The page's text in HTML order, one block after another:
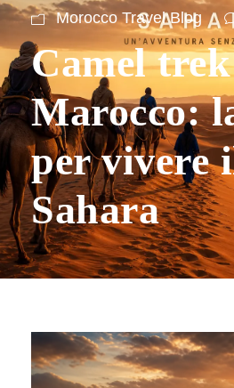
Morocco Travel Blog
Camel
Marocco:
per vivere
Sahara